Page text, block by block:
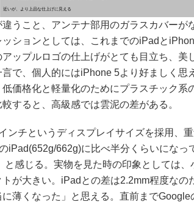
近いが、より上品な仕上げに見える
うこと、アンテナ部用のガラスカバーが
ションとしては、これまでのiPadと
ップルロゴの仕上げがとても目立ち、美
で、個人的にはiPhone 5より好ましく思
価格化と軽量化のためにプラスチック系
すると、高級感では雲泥の差がある。
ンチというディスプレイサイズを採用、
iPad(652g/662g)に比べ半分くらいになっ
と感じる。実物を見た時の印象としては、
が大きい。iPadとの差は2.2mm程度なの
薄くなった」と思える。直前まで